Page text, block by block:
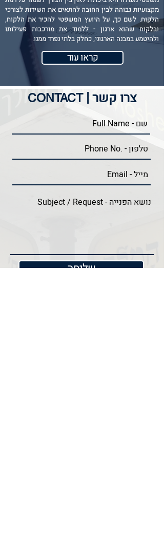
מקצועיות גבוהה לבין החובה להתאים את השירות לצורכי
הלקוח. לשם כך, על היועץ המשפטי להכיר את הלקוח,
ובלקוח שהוא ארגון - ללמוד את מורכבות פעילותו
ולהיטמע במבנה הארגוני, כחלק בלתי נפרד ממנו.
קראו עוד
צרו קשר |CONTACT
שליחה